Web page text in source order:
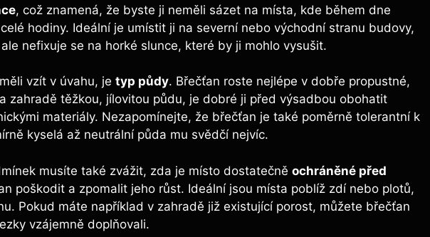
, což znamená, že byste ji neměli sázet na místa, kde během dne
hodiny. Ideální je umístit ji na severní nebo východní stranu budovy,
nefixuje se na horké slunce, které by ji mohlo vysušit.
vzít v úvahu, je typ půdy. Břečťan roste nejlépe v dobře propustné,
zahradě těžkou, jílovitou půdu, je dobré ji před výsadbou obohatit
materiály. Nezapomínejte, že břečťan je také poměrně tolerantní k
kyselá až neutrální půda mu svědčí nejvíc.
musíte také zvážit, zda je místo dostatečně ochráněné před
poškodit a zpomalit jeho růst. Ideální jsou místa poblíž zdí nebo plotů,
Pokud máte například v zahradě již existující porost, můžete břečťan
vzájemně doplňovali.